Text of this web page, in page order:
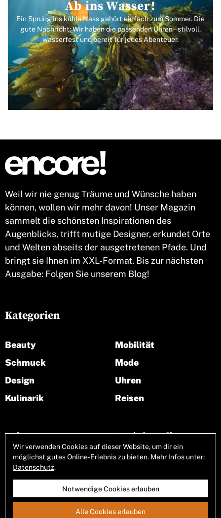
Ab ins Wasser!
Ein Sprung ins kühle Nass gehört einfach zum Sommer. Die
gute Nachricht: Wir haben die passenden Uhren – stilvoll,
wasserfest und bereit für jedes Abenteuer.
Weil wir nie genug Träume und Wünsche haben
können, wollen wir mehr davon! Unser Magazin
sammelt die schönsten Inspirationen des
Augenblicks, trifft mutige Designer, erkundet Orte
und Welten abseits der ausgetretenen Pfade. Und
bringt sie Ihnen im XXL-Format. Bis zur nächsten
Ausgabe: Folgen Sie unserem Blog!
Seiten
Über uns
Kategorien
Beauty
Schmuck
Design
Kulinarik
Mobilität
Mode
Uhren
Reisen
Social Media
Allgemeine GeschäftsbedingungenImpressum
Wir verwenden Cookies auf dieser Website, um dir ein
möglichst gutes Online-Erlebnis zu bieten. Mehr Infos unter:
Datenschutz.
Notwendige Cookies erlauben
Alle Cookies erlauben